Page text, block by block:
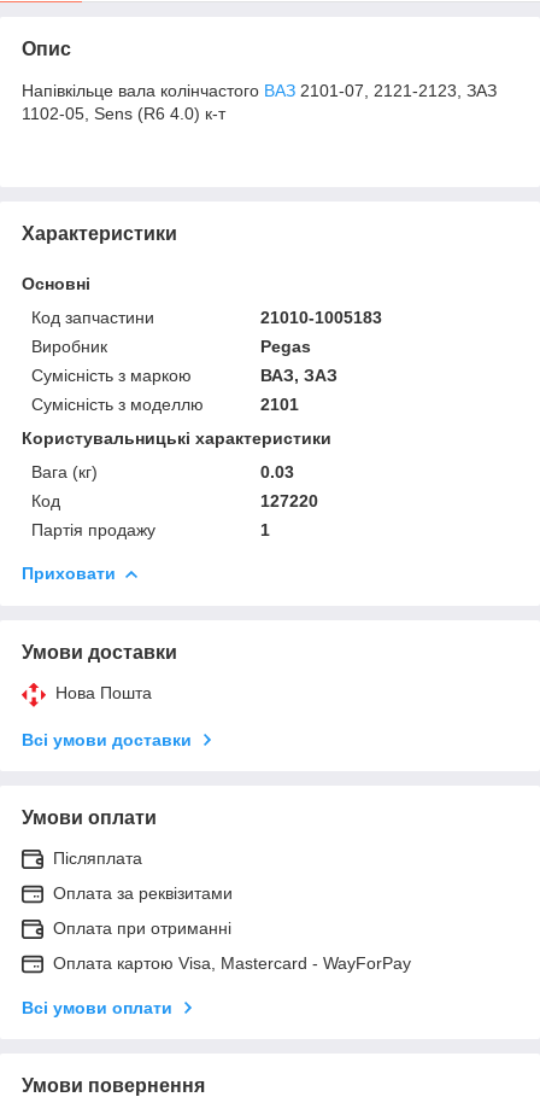
Опис
Напівкільце вала колінчастого ВАЗ 2101-07, 2121-2123, ЗАЗ
1102-05, Sens (R6 4.0) к-т
Характеристики
Основні
Код запчастини
21010-1005183
Виробник
Pegas
Сумісність з маркою
ВАЗ, ЗАЗ
Сумісність з моделлю
2101
Користувальницькі характеристики
Вага (кг)
0.03
Код
127220
Партія продажу
1
Приховати
Умови доставки
Нова Пошта
Всі умови доставки
Умови оплати
Післяплата
Оплата за реквізитами
Оплата при отриманні
Оплата картою Visa, Mastercard - WayForPay
Всі умови оплати
Умови повернення